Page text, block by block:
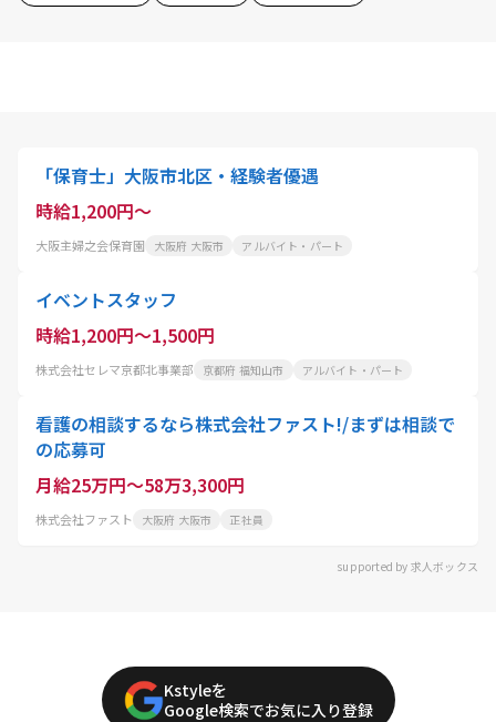
「保育士」大阪市北区・経験者優遇
時給1,200円～
大阪主婦之会保育園 大阪府 大阪市 アルバイト・パート
イベントスタッフ
時給1,200円～1,500円
株式会社セレマ京都北事業部 京都府 福知山市 アルバイト・パート
看護の相談するなら株式会社ファスト!/まずは相談で
の応募可
月給25万円～58万3,300円
株式会社ファスト 大阪府 大阪市 正社員
supported by 求人ボックス
Kstyleを
Google検索でお気に入り登録